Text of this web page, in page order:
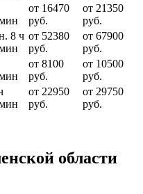
от 16470
руб.
от 21350
руб.
8 ч от 52380
руб.
от 67900
руб.
от 8100
руб.
от 10500
руб.
от 22950
руб.
от 29750
руб.
области